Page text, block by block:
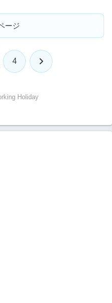
ージ
4 次
Holiday